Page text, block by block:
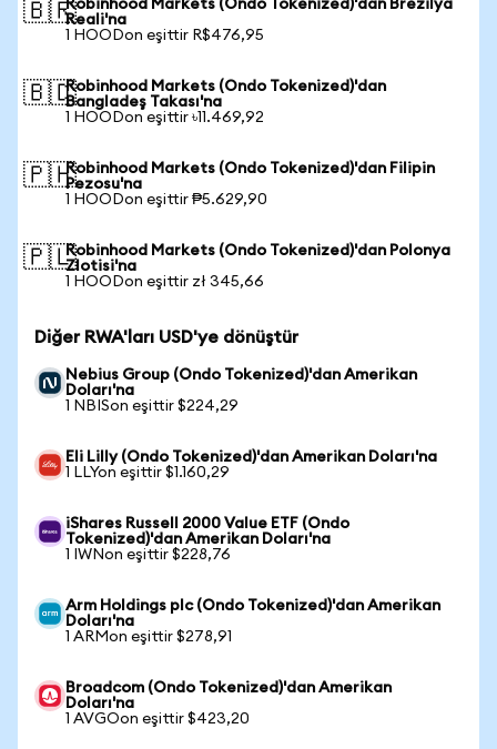
🇧🇷Robinhood Markets (Ondo Tokenized)'dan Brezilya
Reali'na
1 HOODon eşittir R$476,95
🇧🇩Robinhood Markets (Ondo Tokenized)'dan
Bangladeş Takası'na
1 HOODon eşittir ৳11.469,92
🇵🇭Robinhood Markets (Ondo Tokenized)'dan Filipin
Pezosu'na
1 HOODon eşittir ₱5.629,90
🇵🇱Robinhood Markets (Ondo Tokenized)'dan Polonya
Zlotisi'na
1 HOODon eşittir zł 345,66
Diğer RWA'ları USD'ye dönüştür
Nebius Group (Ondo Tokenized)'dan Amerikan
Doları'na
1 NBISon eşittir $224,29
Eli Lilly (Ondo Tokenized)'dan Amerikan Doları'na
1 LLYon eşittir $1.160,29
iShares Russell 2000 Value ETF (Ondo
Tokenized)'dan Amerikan Doları'na
1 IWNon eşittir $228,76
Arm Holdings plc (Ondo Tokenized)'dan Amerikan
Doları'na
1 ARMon eşittir $278,91
Broadcom (Ondo Tokenized)'dan Amerikan
Doları'na
1 AVGOon eşittir $423,20